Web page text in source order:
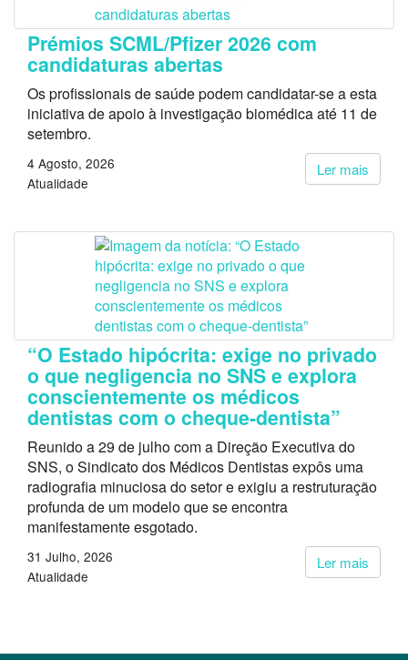
Prémios SCML/Pfizer 2026 com
candidaturas abertas
Os profissionais de saúde podem candidatar-se a esta
iniciativa de apoio à investigação biomédica até 11 de
setembro.
Ler mais
4 Agosto, 2026
Atualidade
“O Estado hipócrita: exige no privado
o que negligencia no SNS e explora
conscientemente os médicos
dentistas com o cheque-dentista”
Reunido a 29 de julho com a Direção Executiva do
SNS, o Sindicato dos Médicos Dentistas expôs uma
radiografia minuciosa do setor e exigiu a restruturação
profunda de um modelo que se encontra
manifestamente esgotado.
Ler mais
31 Julho, 2026
Atualidade